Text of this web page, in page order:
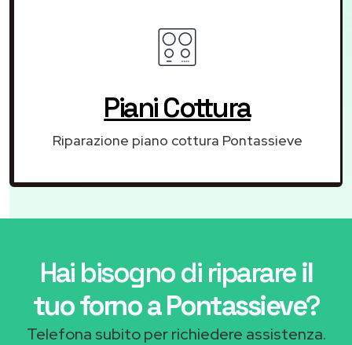
Piani Cottura
Riparazione piano cottura Pontassieve
Hai bisogno di riparareil
tuo forno a Pontassieve?
Telefona subito per richiedere assistenza.